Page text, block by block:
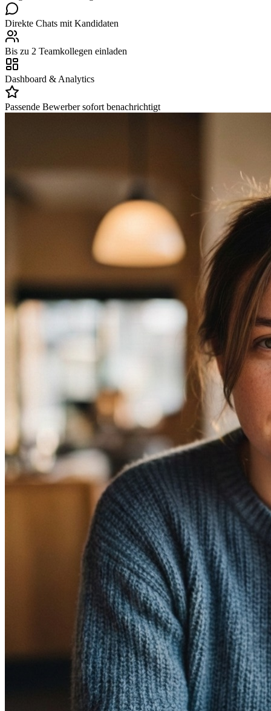
Direkte Chats mit Kandidaten
Bis zu 2 Teamkollegen einladen
Dashboard & Analytics
Passende Bewerber sofort benachrichtigt